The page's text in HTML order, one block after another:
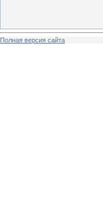
Полная версия сайта